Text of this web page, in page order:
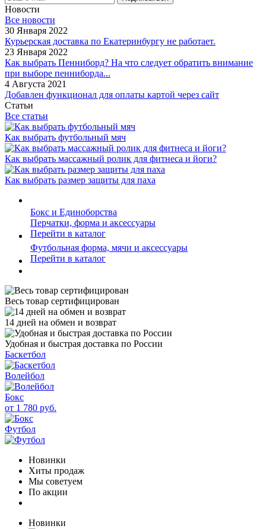
Новости
Все новости
30 Января 2022
Курьерская доставка по Екатеринбургу не работает.
23 Января 2022
Как выбрать Пенниборд? На что следует обратить внимание
при выборе пенниборда...
4 Августа 2021
Добавлен функционал для оплаты картой через сайт
Статьи
Все статьи
Как выбрать футбольный мяч
Как выбрать массажный ролик для фитнеса и йоги?
Как выбрать размер защиты для паха
Бокс и Единоборства
Перчатки, форма и аксессуары
Перейти в каталог
Футбольная форма, мячи и аксессуары
Перейти в каталог
Весь товар сертифицирован
14 дней на обмен и возврат
Удобная и быстрая доставка по России
Баскетбол
Волейбол
Бокс
от 1 780 руб.
Футбол
Новинки
Хиты продаж
Мы советуем
По акции
Новинки